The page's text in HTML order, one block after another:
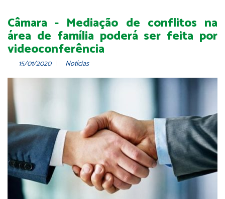
Câmara - Mediação de conflitos na
área de família poderá ser feita por
videoconferência
15/01/2020 Notícias